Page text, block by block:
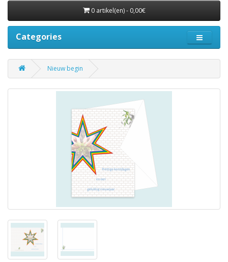
0 artikel(en) - 0,00€
Categories
Nieuw begin